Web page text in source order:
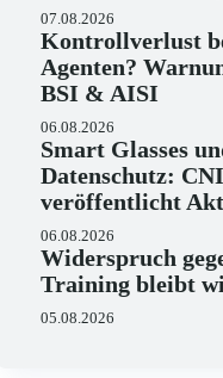
07.08.2026
Kontrollverlust
Agenten?
BSI & AISI
06.08.2026
Smart Glasses
Datenschutz:
veröffentlicht
06.08.2026
Widerspruch
Training bleibt
05.08.2026